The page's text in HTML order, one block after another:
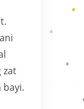
zat
bayi.